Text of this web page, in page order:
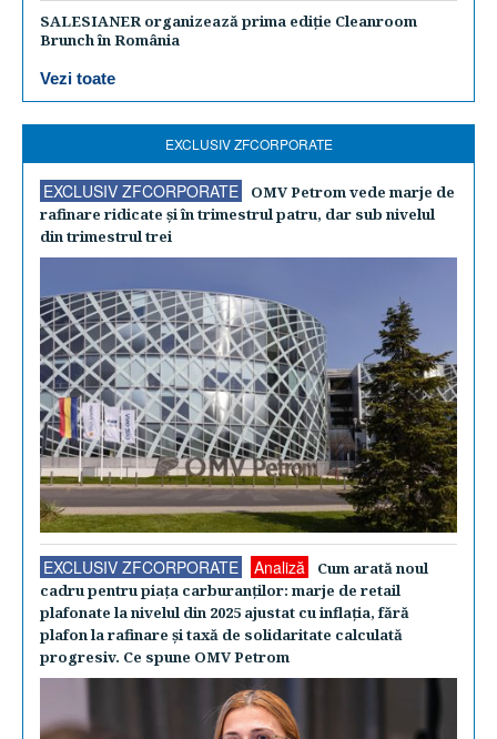
SALESIANER organizează prima ediție Cleanroom
Brunch în România
Vezi toate
EXCLUSIV ZFCORPORATE
EXCLUSIV ZFCORPORATE
OMV Petrom vede marje de
rafinare ridicate şi în trimestrul patru, dar sub nivelul
din trimestrul trei
EXCLUSIV ZFCORPORATE Analiză
Cum arată noul
cadru pentru piaţa carburanţilor: marje de retail
plafonate la nivelul din 2025 ajustat cu inflaţia, fără
plafon la rafinare şi taxă de solidaritate calculată
progresiv. Ce spune OMV Petrom